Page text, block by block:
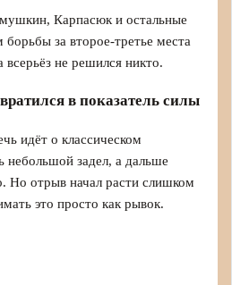
Карпасюк и остальные
борьбы за второе-третье места
не решился никто.
в показатель силы
идёт о классическом
небольшой задел, а дальше
Но отрыв начал расти слишком
это просто как рывок.